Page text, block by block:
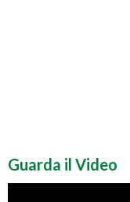
Guarda il Video